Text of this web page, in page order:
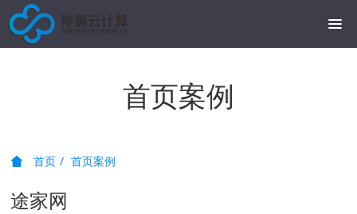
首页案例
首页 首页案例
途家网